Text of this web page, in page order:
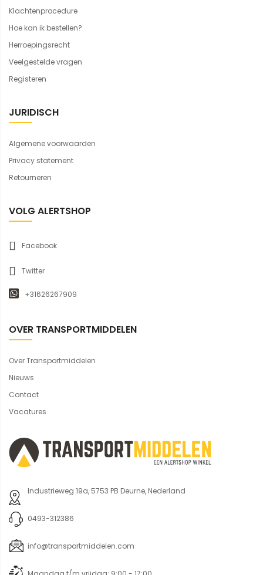
Klachtenprocedure
Hoe kan ik bestellen?
Herroepingsrecht
Veelgestelde vragen
Registeren
JURIDISCH
Algemene voorwaarden
Privacy statement
Retourneren
VOLG ALERTSHOP
Facebook
Twitter
+31626267909
OVER TRANSPORTMIDDELEN
Over Transportmiddelen
Nieuws
Contact
Vacatures
Industrieweg 19a, 5753 PB Deurne, Nederland
0493-312386
info@transportmiddelen.com